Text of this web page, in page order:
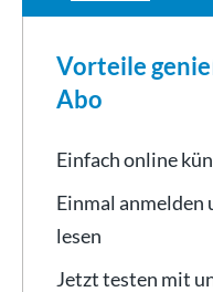
Vorteile
Abo
Einfach online
Einmal anmelden
lesen
Jetzt testen mit